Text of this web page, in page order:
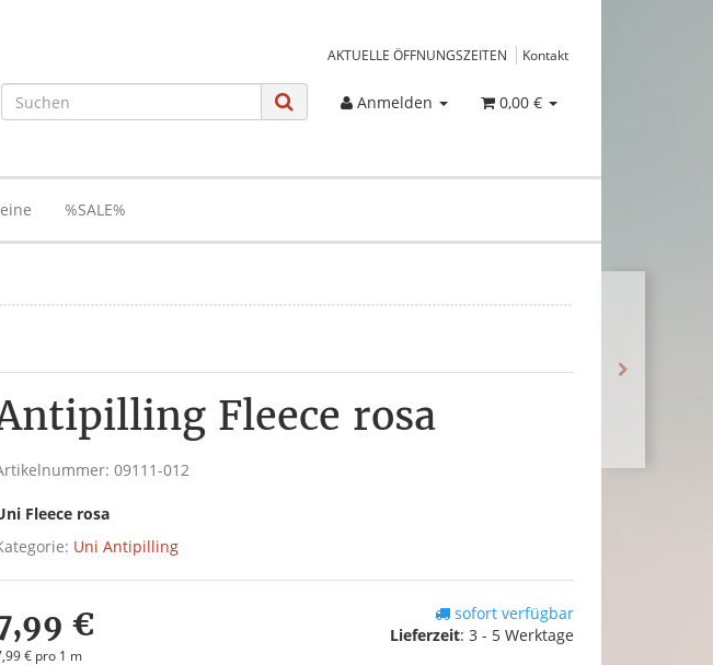
AKTUELLE ÖFFNUNGSZEITEN Kontakt
Anmelden 0,00 €
%SALE%
Fleece rosa
09111-012
Fleece rosa
Uni Antipilling
€
€ pro 1 m
sofort verfügbar
Lieferzeit: 3 - 5 Werktage